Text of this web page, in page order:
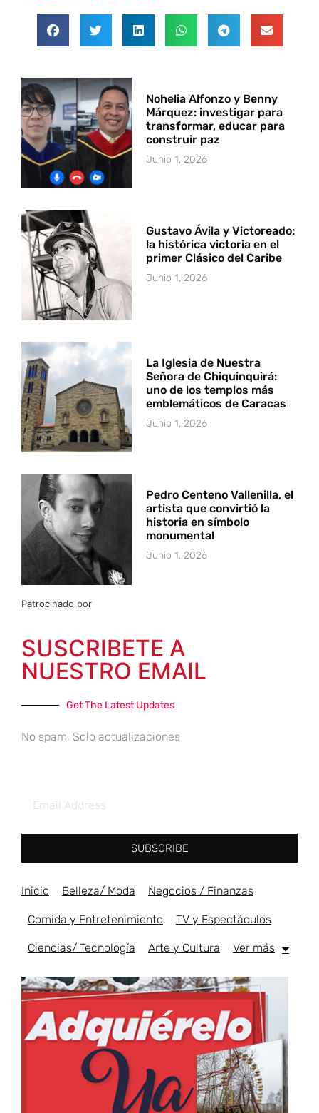
Nohelia Alfonzo y Benny
Márquez: investigar para
transformar, educar para
construir paz
Junio 1, 2026
Gustavo Ávila y Victoreado:
la histórica victoria en el
primer Clásico del Caribe
Junio 1, 2026
La Iglesia de Nuestra
Señora de Chiquinquirá:
uno de los templos más
emblemáticos de Caracas
Junio 1, 2026
Pedro Centeno Vallenilla, el
artista que convirtió la
historia en símbolo
monumental
Junio 1, 2026
Patrocinado por
SUSCRIBETE A
NUESTRO EMAIL
Get The Latest Updates
No spam, Solo actualizaciones
SUBSCRIBE
Inicio Belleza/ Moda Negocios / Finanzas
Comida y Entretenimiento TV y Espectáculos
Ciencias/ Tecnología Arte y Cultura Ver más